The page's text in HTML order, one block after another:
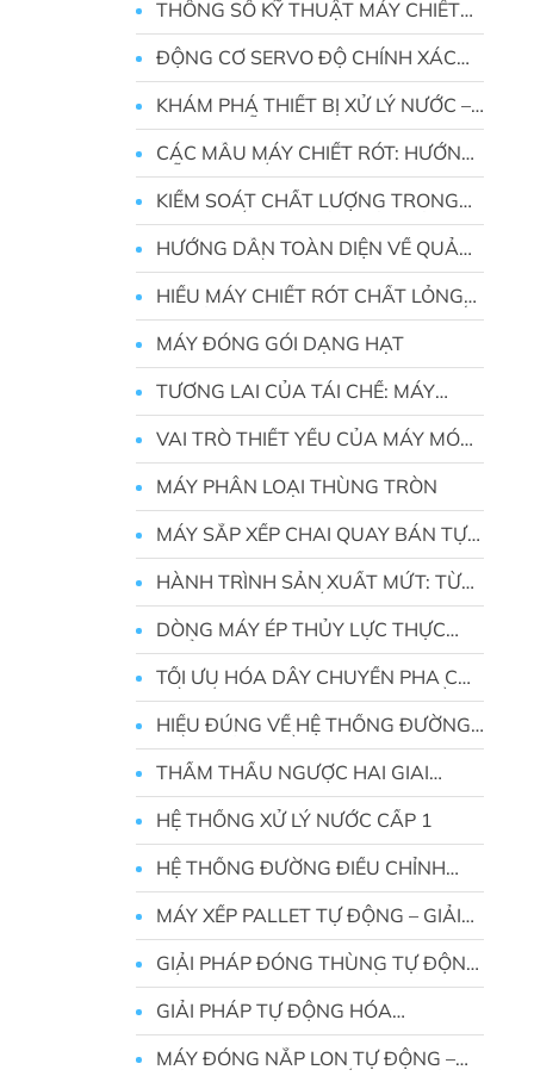
THÔNG SỐ KỸ THUẬT MÁY CHIẾT
RÓT
ĐỘNG CƠ SERVO ĐỘ CHÍNH XÁC
CAO
KHÁM PHÁ THIẾT BỊ XỬ LÝ NƯỚC –
HƯỚNG DẪN TOÀN DIỆN CHO GIA
ĐÌNH VÀ DOANH NGHIỆP
CÁC MẪU MÁY CHIẾT RÓT: HƯỚNG
DẪN CHI TIẾT CHỌN LỰA CHO
NGÀNH CỦA BẠN
KIỂM SOÁT CHẤT LƯỢNG TRONG
MÁY CHIẾT RÓT: ĐẢM BẢO SẢN
PHẨM HOÀN HẢO
HƯỚNG DẪN TOÀN DIỆN VỀ QUẢN
LÝ HÀNG TỒN KHO MÁY MÓC CHO
DOANH NGHIỆP
HIỂU MÁY CHIẾT RÓT CHẤT LỎNG
— GIẢI PHÁP ĐÓNG GÓI HIỆU SUẤT
CAO
MÁY ĐÓNG GÓI DẠNG HẠT
TƯƠNG LAI CỦA TÁI CHẾ: MÁY
PHÂN LOẠI CHAI
VAI TRÒ THIẾT YẾU CỦA MÁY MÓC
ĐÓNG GÓI TRONG NGÀNH CÔNG
NGHIỆP HIỆN ĐẠI
MÁY PHÂN LOẠI THÙNG TRÒN
MÁY SẮP XẾP CHAI QUAY BÁN TỰ
ĐỘNG
HÀNH TRÌNH SẢN XUẤT MỨT: TỪ
TRÁI CÂY TƯƠI ĐẾN HŨ MỨT
DÒNG MÁY ÉP THỦY LỰC THỰC
PHẨM
TỐI ƯU HÓA DÂY CHUYỀN PHA CHẾ
ĐỒ UỐNG NƯỚC ÉP — NÂNG TẦM
HƯƠNG VỊ VÀ HIỆU QUẢ SẢN XUẤT
HIỂU ĐÚNG VỀ HỆ THỐNG ĐƯỜNG
ĐIỀU CHỈNH DẦU BÔI TRƠN
THẨM THẤU NGƯỢC HAI GIAI
ĐOẠN
HỆ THỐNG XỬ LÝ NƯỚC CẤP 1
HỆ THỐNG ĐƯỜNG ĐIỀU CHỈNH
PHÂN BÓN HÒA TAN TRONG NƯỚC
MÁY XẾP PALLET TỰ ĐỘNG – GIẢI
PHÁP TỰ ĐỘNG HÓA HIỆN ĐẠI CHO
SẢN XUẤT THÔNG MINH
GIẢI PHÁP ĐÓNG THÙNG TỰ ĐỘNG
TỐI ƯU CHO DÂY CHUYỀN SẢN
XUẤT HIỆN ĐẠI
GIẢI PHÁP TỰ ĐỘNG HÓA
LOGISTICS TOÀN DIỆN
MÁY ĐÓNG NẮP LON TỰ ĐỘNG –